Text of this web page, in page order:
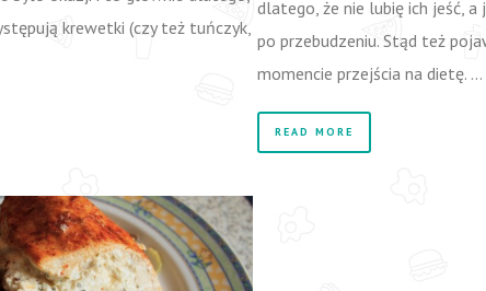
krewetki (czy też tuńczyk,
dlatego, że nie lubię ich jeść, a
po przebudzeniu. Stąd też
momencie przejścia na dietę. …
READ MORE